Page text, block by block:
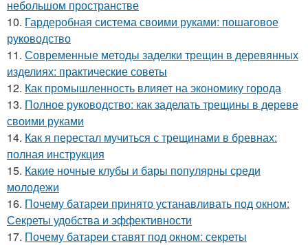
небольшом пространстве
10. Гардеробная система своими руками: пошаговое
руководство
11. Современные методы заделки трещин в деревянных
изделиях: практические советы
12. Как промышленность влияет на экономику города
13. Полное руководство: как заделать трещины в дереве
своими руками
14. Как я перестал мучиться с трещинами в бревнах:
полная инструкция
15. Какие ночные клубы и бары популярны среди
молодежи
16. Почему батареи принято устанавливать под окном:
Секреты удобства и эффективности
17. Почему батареи ставят под окном: секреты